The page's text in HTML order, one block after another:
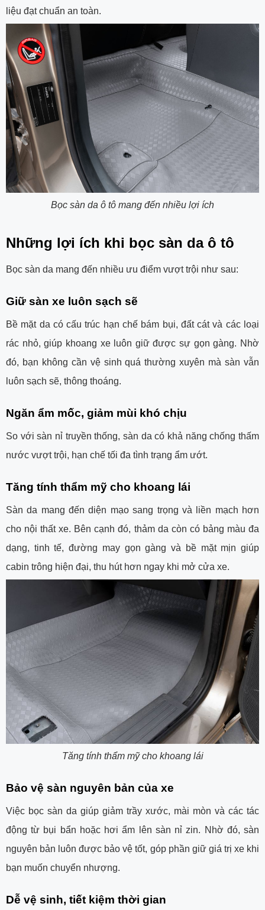
liệu đạt chuẩn an toàn.
Bọc sàn da ô tô mang đến nhiều lợi ích
Những lợi ích khi bọc sàn da ô tô
Bọc sàn da mang đến nhiều ưu điểm vượt trội như sau:
Giữ sàn xe luôn sạch sẽ
Bề mặt da có cấu trúc hạn chế bám bụi, đất cát và các loại
rác nhỏ, giúp khoang xe luôn giữ được sự gọn gàng. Nhờ
đó, bạn không cần vệ sinh quá thường xuyên mà sàn vẫn
luôn sạch sẽ, thông thoáng.
Ngăn ẩm mốc, giảm mùi khó chịu
So với sàn nỉ truyền thống, sàn da có khả năng chống thấm
nước vượt trội, hạn chế tối đa tình trạng ẩm ướt.
Tăng tính thẩm mỹ cho khoang lái
Sàn da mang đến diện mạo sang trọng và liền mạch hơn
cho nội thất xe. Bên cạnh đó, thảm da còn có bảng màu đa
dạng, tinh tế, đường may gọn gàng và bề mặt mịn giúp
cabin trông hiện đại, thu hút hơn ngay khi mở cửa xe.
Tăng tính thẩm mỹ cho khoang lái
Bảo vệ sàn nguyên bản của xe
Việc bọc sàn da giúp giảm trầy xước, mài mòn và các tác
động từ bụi bẩn hoặc hơi ẩm lên sàn nỉ zin. Nhờ đó, sàn
nguyên bản luôn được bảo vệ tốt, góp phần giữ giá trị xe khi
bạn muốn chuyển nhượng.
Dễ vệ sinh, tiết kiệm thời gian